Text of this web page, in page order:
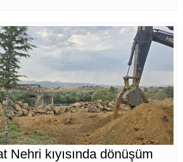
Nehri kıyısında dönüşüm